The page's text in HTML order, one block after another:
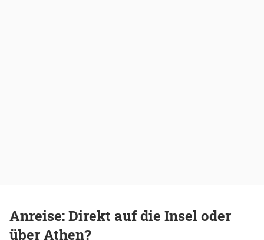
Anreise: Direkt auf die Insel oder
über Athen?